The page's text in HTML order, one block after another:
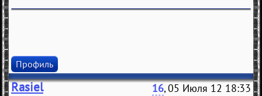
Профиль
Rasiel 16, 05 Июля 12 18:33